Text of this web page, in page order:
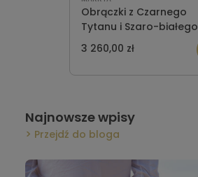
Obrączki z Czarnego
Tytanu i Szaro-białego
Carbonu BT-12
3 260,00 zł
Najnowsze wpisy
Przejdź do bloga